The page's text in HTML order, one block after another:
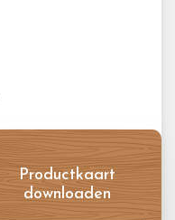
Productkaart
downloaden